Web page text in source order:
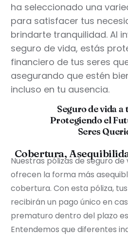
ha seleccionado una
para satisfacer tus
brindarte tranquilidad. Al
seguro de vida, estás
financiero de tus seres
asegurando que estén
incluso en tu ausencia.
Seguro de vida
Protegiendo el
Seres
Cobertura,
Nuestras pólizas de seguro
ofrecen la forma más
cobertura. Con esta póliza,
recibirán un pago único en
prematuro dentro del plazo
Entendemos que diferentes